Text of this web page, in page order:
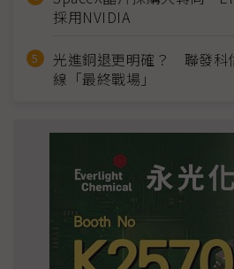
採用NVIDIA
光進銅退更明確？ 聯發科
線「最終戰場」